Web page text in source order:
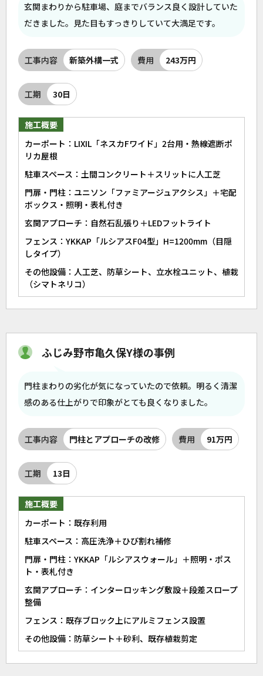
玄関まわりから駐車場、庭までバランス良く設計していた
だきました。見た目もすっきりしていて大満足です。
工事内容 新築外構一式 費用 243万円
工期 30日
施工概要
カーポート：LIXIL「ネスカFワイド」2台用・熱線遮断ポ
リカ屋根
駐車スペース：土間コンクリート＋スリットに人工芝
門扉・門柱：ユニソン「ファミアージュアクシス」＋宅配
ボックス・照明・表札付き
玄関アプローチ：自然石乱張り＋LEDフットライト
フェンス：YKKAP「ルシアスF04型」H=1200mm（目隠
しタイプ）
その他設備：人工芝、防草シート、立水栓ユニット、植栽
（シマトネリコ）
ふじみ野市亀久保Y様の事例
門柱まわりの劣化が気になっていたので依頼。明るく清潔
感のある仕上がりで印象がとても良くなりました。
工事内容 門柱とアプローチの改修 費用 91万円
工期 13日
施工概要
カーポート：既存利用
駐車スペース：高圧洗浄＋ひび割れ補修
門扉・門柱：YKKAP「ルシアスウォール」＋照明・ポス
ト・表札付き
玄関アプローチ：インターロッキング敷設＋段差スロープ
整備
フェンス：既存ブロック上にアルミフェンス設置
その他設備：防草シート＋砂利、既存植栽剪定